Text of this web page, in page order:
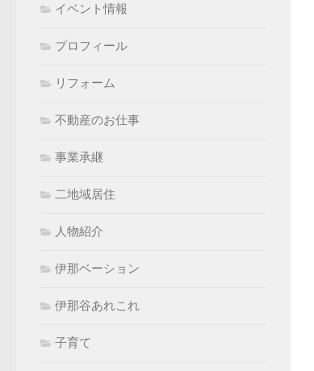
イベント情報
プロフィール
リフォーム
不動産のお仕事
事業承継
二地域居住
人物紹介
伊那ベーション
伊那谷あれこれ
子育て